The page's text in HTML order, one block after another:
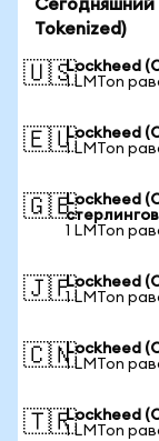
Сегодняшний
Tokenized)
🇺🇸Lockheed
1 LMTon
🇪🇺Lockheed
1 LMTon
🇬🇧Lockheed
стерлингов
1 LMTon
🇯🇵Lockheed
1 LMTon
🇨🇳Lockheed
1 LMTon
🇹🇷Lockheed
1 LMTon